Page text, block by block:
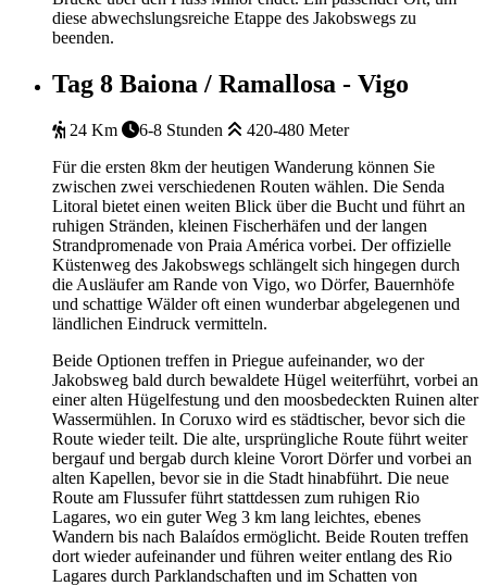
diese abwechslungsreiche Etappe des Jakobswegs zu
beenden.
Tag 8 Baiona / Ramallosa - Vigo
24 Km 6-8 Stunden
420-480 Meter
Für die ersten 8km der heutigen Wanderung können Sie
zwischen zwei verschiedenen Routen wählen. Die Senda
Litoral bietet einen weiten Blick über die Bucht und führt an
ruhigen Stränden, kleinen Fischerhäfen und der langen
Strandpromenade von Praia América vorbei. Der offizielle
Küstenweg des Jakobswegs schlängelt sich hingegen durch
die Ausläufer am Rande von Vigo, wo Dörfer, Bauernhöfe
und schattige Wälder oft einen wunderbar abgelegenen und
ländlichen Eindruck vermitteln.
Beide Optionen treffen in Priegue aufeinander, wo der
Jakobsweg bald durch bewaldete Hügel weiterführt, vorbei an
einer alten Hügelfestung und den moosbedeckten Ruinen alter
Wassermühlen. In Coruxo wird es städtischer, bevor sich die
Route wieder teilt. Die alte, ursprüngliche Route führt weiter
bergauf und bergab durch kleine Vorort Dörfer und vorbei an
alten Kapellen, bevor sie in die Stadt hinabführt. Die neue
Route am Flussufer führt stattdessen zum ruhigen Rio
Lagares, wo ein guter Weg 3 km lang leichtes, ebenes
Wandern bis nach Balaídos ermöglicht. Beide Routen treffen
dort wieder aufeinander und führen weiter entlang des Rio
Lagares durch Parklandschaften und im Schatten von